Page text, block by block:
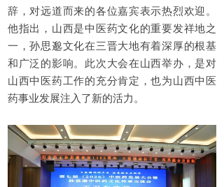
辞，对远道而来的各位嘉宾表示热烈欢迎。
他指出，山西是中医药文化的重要发祥地之
一，孙思邈文化在三晋大地有着深厚的根基
和广泛的影响。此次大会在山西举办，是对
山西中医药工作的充分肯定，也为山西中医
药事业发展注入了新的活力。